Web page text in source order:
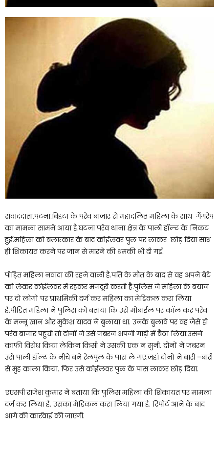
संवाददाता.पटना.बिहटा के परेव बाजार से महादलित महिला के साथ गैंगरेप
का मामला सामने आया है.घटना परेव थाना क्षेत्र के पाली हॉल्ट के निकट
हुई.महिला को बलात्कार के बाद कोईलवर पुल पर लाकर छोड़ दिया साध
ही शिकायत करने पर जान से मारने की धमकी भी दी गई.
पीड़ित महिला नवादा की रहने वाली है.पति के मौत के बाद से वह अपने बेटे
को लेकर कोईलवर में रहकर मजदूरी करती है.पुलिस ने महिला के बयान
पर दो लोगों पर प्राथमिकी दर्ज कर महिला का मेडिकल करा लिया
है.पीडित महिला ने पुलिस को बताया कि उसे मोबाईल पर कॉल कर परेव
के मन्नू खान और मुकेश यादव ने बुलाया था. उनके बुलावे पर वह जैसे ही
परेव बाजार पहुंची तो दोनों ने उसे जबरन अपनी गाड़ी में बैठा लिया.उसने
काफी विरोध किया लेकिन किसी ने उसकी एक न सुनी. दोनों ने जबरन
उसे पाली हॉल्ट के नीचे बने रेलपुल के पास ले गए.जहां दोनों ने बारी –बारी
से मुंह काला किया. फिर उसे कोईलवर पुल के पास लाकर छोड़ दिया.
एएसपी राजेश कुमार ने बताया कि पुलिस महिला की शिकायत पर मामला
दर्ज कर लिया है. उसका मेडिकल करा लिया गया है. रिपोर्ट आने के बाद
आगे की कार्रवाई की जाएगी.